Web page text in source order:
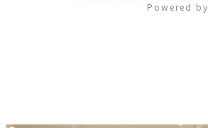
Powered by